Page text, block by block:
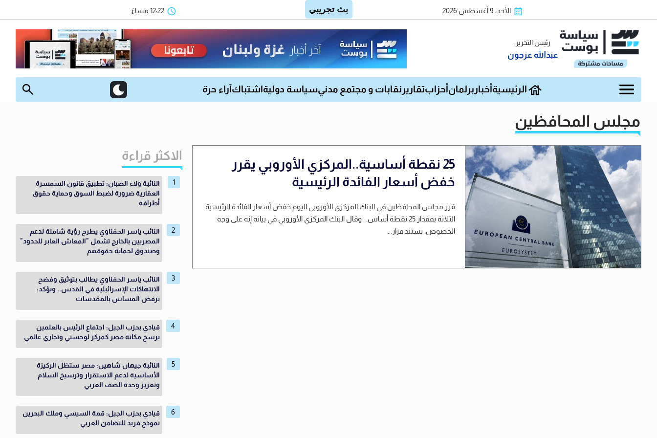
الأحد، 9 أغسطس 2026 12:22 مساءً
رئيس التحرير
عبدالله عرجون
الرئيسية أخبار برلمان أحزابتقارير نقابات و مجتمع مدنيسياسة دولية اشتباك آراء حرة
مجلس المحافظين
25 نقطة أساسية..المركزي الأوروبي يقرر
خفض أسعار الفائدة الرئيسية
قرر مجلس المحافظين في البنك المركزي الأوروبي اليوم خفض أسعار الفائدة الرئيسية
الثلاثة بمقدار 25 نقطة أساس. وقال البنك المركزي الأوروبي في بيانه إنه على وجه
الخصوص، يستند قرار...
الاكثر قراءة
النائبة ولاء الصبان: تطبيق قانون السمسرة
العقارية ضرورة لضبط السوق وحماية حقوق
أطرافه
النائب ياسر الحفناوي يطرح رؤية شاملة لدعم
المصريين بالخارج تشمل "المعاش العابر للحدود"
وصندوق لحماية حقوقهم
النائب ياسر الحفناوي يطالب بتوثيق وفضح
الانتهاكات الإسرائيلية في القدس.. ويؤكد:
نرفض المساس بالمقدسات
قيادي بحزب الجيل: اجتماع الرئيس بالعلمين
يرسخ مكانة مصر كمركز لوجستي وتجاري عالمي
النائبة جيهان شاهين: مصر ستظل الركيزة
الأساسية لدعم الاستقرار وترسيخ السلام
وتعزيز وحدة الصف العربي
قيادي بحزب الجيل: قمة السيسي وملك البحرين
نموذج فريد للتضامن العربي